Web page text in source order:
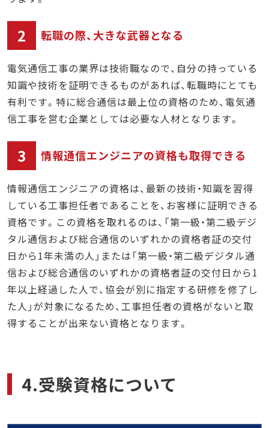
2 転職の際、大きな武器となる
電気通信工事の業界は技術職なので、自分の持っている
知識や技術を証明できるものがあれば、転職時にとても
有利です。特に総合通信は最上位の資格のため、電気通
信工事を営む企業としては必要な人材となります。
3 情報通信エンジニアの資格も取得できる
情報通信エンジニアの資格は、最新の技術・知識を習得
している工事担任者であることを、お客様に証明できる
資格です。この資格を取れるのは、「第一級・第二級デジ
タル通信および総合通信のいずれかの資格者証の交付
日から1年未満の人」または「第一級・第二級デジタル通
信および総合通信のいずれかの資格者証の交付日から1
年以上経過した人で、協会が別に指定する研修を修了し
た人」が対象になるため、工事担任者の資格がないと取
得することが出来ない資格となります。
4.受験資格について